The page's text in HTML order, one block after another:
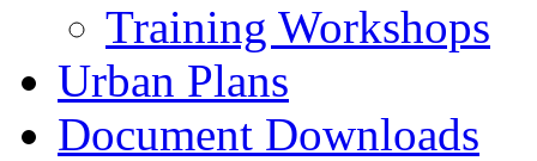
Training Workshops
Urban Plans
Document Downloads